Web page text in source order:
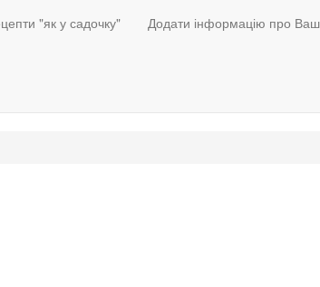
"як у садочку" Додати інформацію про